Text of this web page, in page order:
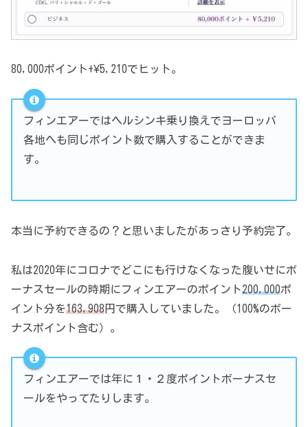
80,000ポイント+¥5,210でヒット。
フィンエアーではヘルシンキ乗り換えでヨーロッパ
各地へも同じポイント数で購入することができま
す。
本当に予約できるの？と思いましたがあっさり予約完了。
私は2020年にコロナでどこにも行けなくなった腹いせにボ
ーナスセールの時期にフィンエアーのポイント200,000ポ
イント分を163,908円で購入していました。（100%のボー
ナスポイント含む）。
フィンエアーでは年に１・２度ポイントボーナスセ
ールをやってたりします。